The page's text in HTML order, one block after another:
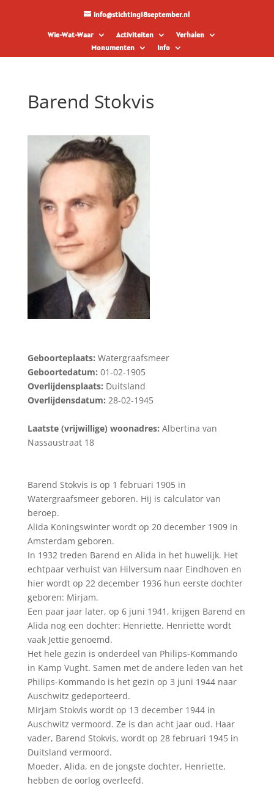
info@stichting18september.nl
Wie-Wat-Waar Activiteiten
Verhalen
Monumenten
Info
Barend Stokvis
Geboorteplaats: Watergraafsmeer
Geboortedatum: 01-02-1905
Overlijdensplaats: Duitsland
Overlijdensdatum: 28-02-1945
Laatste (vrijwillige) woonadres: Albertina van
Nassaustraat 18
Barend Stokvis is op 1 februari 1905 in
Watergraafsmeer geboren. Hij is calculator van
beroep.
Alida Koningswinter wordt op 20 december 1909 in
Amsterdam geboren.
In 1932 treden Barend en Alida in het huwelijk. Het
echtpaar verhuist van Hilversum naar Eindhoven en
hier wordt op 22 december 1936 hun eerste dochter
geboren: Mirjam.
Een paar jaar later, op 6 juni 1941, krijgen Barend en
Alida nog een dochter: Henriette. Henriette wordt
vaak Jettie genoemd.
Het hele gezin is onderdeel van Philips-Kommando
in Kamp Vught. Samen met de andere leden van het
Philips-Kommando is het gezin op 3 juni 1944 naar
Auschwitz gedeporteerd.
Mirjam Stokvis wordt op 13 december 1944 in
Auschwitz vermoord. Ze is dan acht jaar oud. Haar
vader, Barend Stokvis, wordt op 28 februari 1945 in
Duitsland vermoord.
Moeder, Alida, en de jongste dochter, Henriette,
hebben de oorlog overleefd.